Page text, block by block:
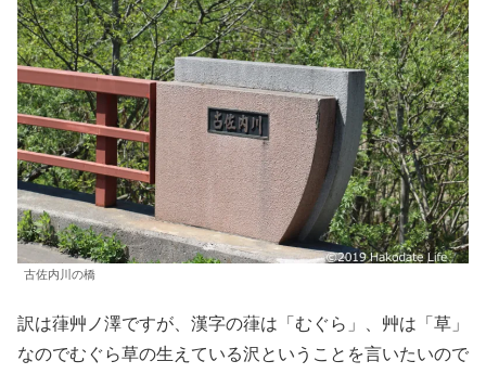
古佐内川の橋
訳は葎艸ノ澤ですが、漢字の葎は「むぐら」、艸は「草」
なのでむぐら草の生えている沢ということを言いたいので